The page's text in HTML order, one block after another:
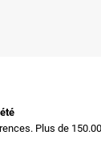
Plus de